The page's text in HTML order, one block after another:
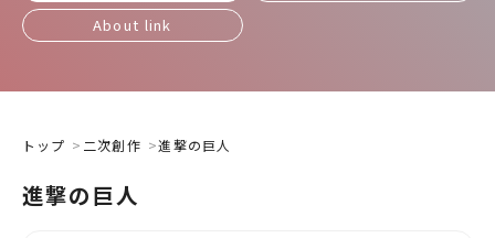
About link
トップ 二次創作 進撃の巨人
進撃の巨人